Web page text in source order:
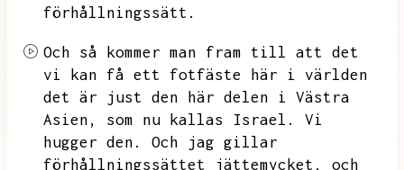
förhållningssätt.
Och så kommer man fram till att det
vi kan få ett fotfäste här i världen
det är just den här delen i Västra
Asien,
som nu kallas Israel.
Vi
hugger den.
Och jag gillar
förhållningssättet jättemycket,
och